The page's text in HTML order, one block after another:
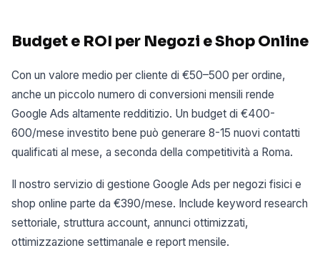
Budget e ROI per Negozi e Shop Online
Con un valore medio per cliente di €50–500 per ordine,
anche un piccolo numero di conversioni mensili rende
Google Ads altamente redditizio. Un budget di €400-
600/mese investito bene può generare 8-15 nuovi contatti
qualificati al mese, a seconda della competitività a Roma.
Il nostro servizio di gestione Google Ads per negozi fisici e
shop online parte da €390/mese. Include keyword research
settoriale, struttura account, annunci ottimizzati,
ottimizzazione settimanale e report mensile.